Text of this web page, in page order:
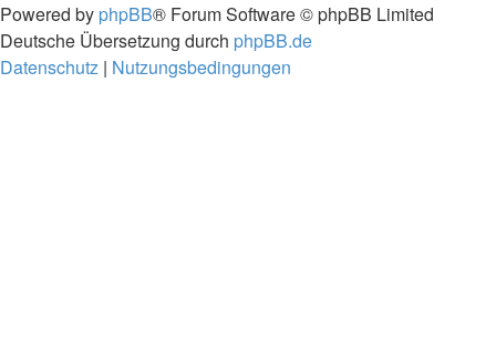
Powered by phpBB® Forum Software © phpBB Limited
Deutsche Übersetzung durch phpBB.de
Datenschutz | Nutzungsbedingungen